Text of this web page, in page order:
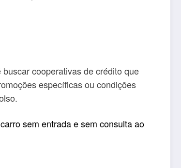
cooperativas de crédito que
específicas ou condições
sem entrada e sem consulta ao